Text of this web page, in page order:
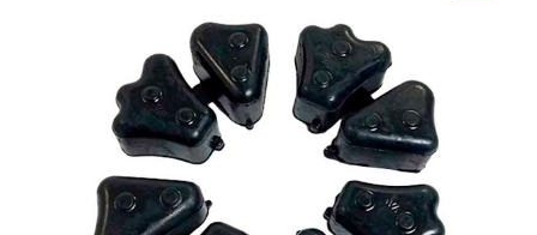
Herramientas Para Taller
Ropa para Motociclistas
Tienda Física Motosyrepuestos